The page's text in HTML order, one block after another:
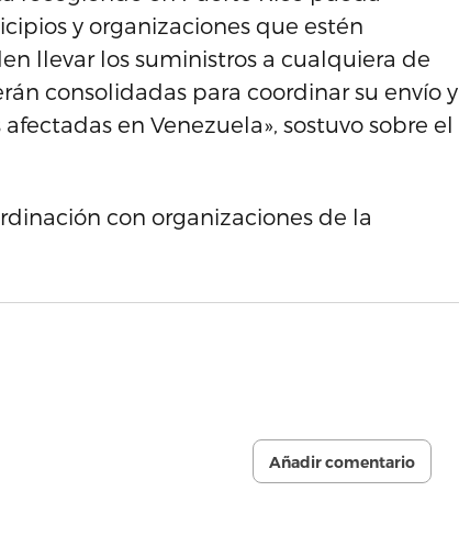
y organizaciones que estén
llevar los suministros a cualquiera de
consolidadas para coordinar su envío y
en Venezuela», sostuvo sobre el
con organizaciones de la
Añadir comentario